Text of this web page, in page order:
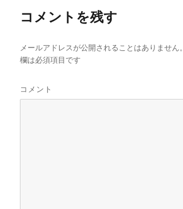
コメントを残す
メールアドレスが公開されることはありません。
欄は必須項目です
コメント